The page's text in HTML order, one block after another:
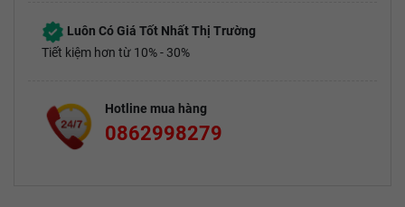
Luôn Có Giá Tốt Nhất Thị Trường
Tiết kiệm hơn từ 10% - 30%
Hotline mua hàng
0862998279